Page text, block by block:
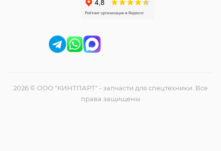
2026 © ООО "КИНТПАРТ" - запчасти для спецтехники. Все
права защищены